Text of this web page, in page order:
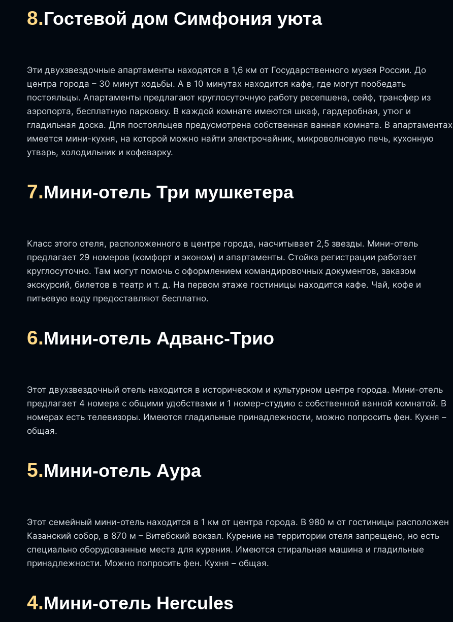
8.Гостевой дом Симфония уюта
Эти двухзвездочные апартаменты находятся в 1,6 км от Государственного музея России. До
центра города – 30 минут ходьбы. А в 10 минутах находится кафе, где могут пообедать
постояльцы. Апартаменты предлагают круглосуточную работу ресепшена, сейф, трансфер из
аэропорта, бесплатную парковку. В каждой комнате имеются шкаф, гардеробная, утюг и
гладильная доска. Для постояльцев предусмотрена собственная ванная комната. В апартаментах
имеется мини-кухня, на которой можно найти электрочайник, микроволновую печь, кухонную
утварь, холодильник и кофеварку.
7.Мини-отель Три мушкетера
Класс этого отеля, расположенного в центре города, насчитывает 2,5 звезды. Мини-отель
предлагает 29 номеров (комфорт и эконом) и апартаменты. Стойка регистрации работает
круглосуточно. Там могут помочь с оформлением командировочных документов, заказом
экскурсий, билетов в театр и т. д. На первом этаже гостиницы находится кафе. Чай, кофе и
питьевую воду предоставляют бесплатно.
6.Мини-отель Адванс-Трио
Этот двухзвездочный отель находится в историческом и культурном центре города. Мини-отель
предлагает 4 номера с общими удобствами и 1 номер-студию с собственной ванной комнатой. В
номерах есть телевизоры. Имеются гладильные принадлежности, можно попросить фен. Кухня –
общая.
5.Мини-отель Аура
Этот семейный мини-отель находится в 1 км от центра города. В 980 м от гостиницы расположен
Казанский собор, в 870 м – Витебский вокзал. Курение на территории отеля запрещено, но есть
специально оборудованные места для курения. Имеются стиральная машина и гладильные
принадлежности. Можно попросить фен. Кухня – общая.
4.Мини-отель Hercules